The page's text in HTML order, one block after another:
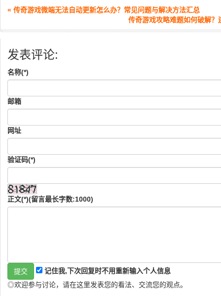
« 传奇游戏微端无法自动更新怎么办？常见问题与解决方法汇总
传奇游戏攻略难题如何破解
发表评论:
名称(*)
邮箱
网址
验证码(*)
正文(*)(留言最长字数:1000)
记住我,下次回复时不用重新输入个人信息
◎欢迎参与讨论，请在这里发表您的看法、交流您的观点。